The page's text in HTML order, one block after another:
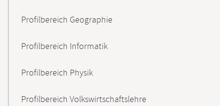
Profilbereich Geographie
Profilbereich Informatik
Profilbereich Physik
Profilbereich Volkswirtschaftslehre